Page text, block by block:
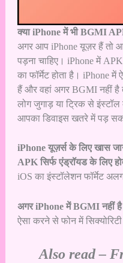
क्या iPhone में भी BGMI
अगर आप iPhone यूज़र हैं तो
पड़ना चाहिए। iPhone में
का फॉर्मेट होता है। iPhone
हैं और वहां अगर BGMI नहीं है
लोग जुगाड़ या ट्रिक से
आपका डिवाइस खतरे में पड़
iPhone यूज़र्स के लिए खास
APK सिर्फ एंड्रॉयड के लिए
iOS का इंस्टॉलेशन फॉर्मेट
अगर iPhone में BGMI नहीं है
ऐसा करने से फोन में
Also read –